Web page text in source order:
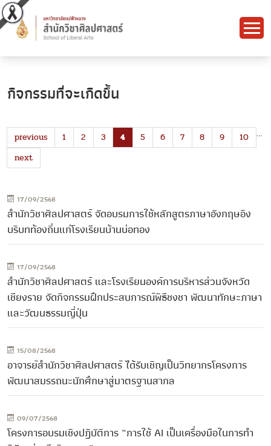
กิจกรรมที่จะเกิดขึ้น
previous 1 2 3 4 5 6 7 8 9 10
…
next
17/09/2568
สำนักวิชาศิลปศาสตร์ จัดอบรมการใช้หลักสูตรภาษาอังกฤษอิง
บริบทท้องถิ่นแก่โรงเรียนบ้านบ่อทอง
17/09/2568
สำนักวิชาศิลปศาสตร์ และโรงเรียนองค์การบริหารส่วนจังหวัด
เชียงราย จัดกิจกรรมฝึกประสบการณ์พิธีชงชา พัฒนาทักษะภาษา
และวัฒนธรรมญี่ปุ่น
15/08/2568
อาจารย์สำนักวิชาศิลปศาสตร์ ได้รับเชิญเป็นวิทยากรโครงการ
พัฒนาสมรรถนะนักศึกษาสู่มาตรฐานสากล
09/07/2568
โครงการอบรมเชิงปฏิบัติการ “การใช้ AI เป็นเครื่องมือในการทำ